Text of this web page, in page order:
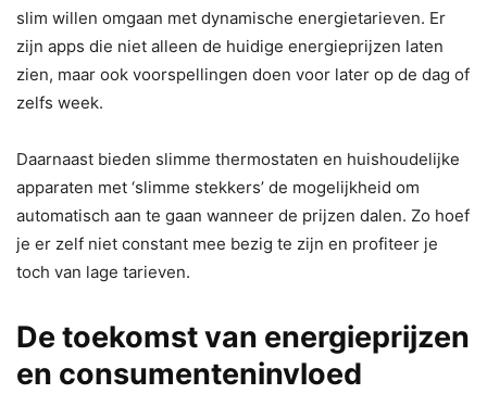
slim willen omgaan met dynamische energietarieven. Er
zijn apps die niet alleen de huidige energieprijzen laten
zien, maar ook voorspellingen doen voor later op de dag of
zelfs week.
Daarnaast bieden slimme thermostaten en huishoudelijke
apparaten met ‘slimme stekkers’ de mogelijkheid om
automatisch aan te gaan wanneer de prijzen dalen. Zo hoef
je er zelf niet constant mee bezig te zijn en profiteer je
toch van lage tarieven.
De toekomst van energieprijzen
en consumenteninvloed